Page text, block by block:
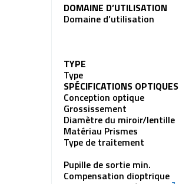
DOMAINE D’UTILISATION
Domaine d’utilisation
TYPE
Type
SPÉCIFICATIONS OPTIQUES
Conception optique
Grossissement
Diamètre du miroir/lentille
Matériau Prismes
Type de traitement
Pupille de sortie min.
Compensation dioptrique